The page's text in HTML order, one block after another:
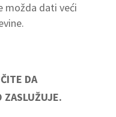
možda dati veći
DA